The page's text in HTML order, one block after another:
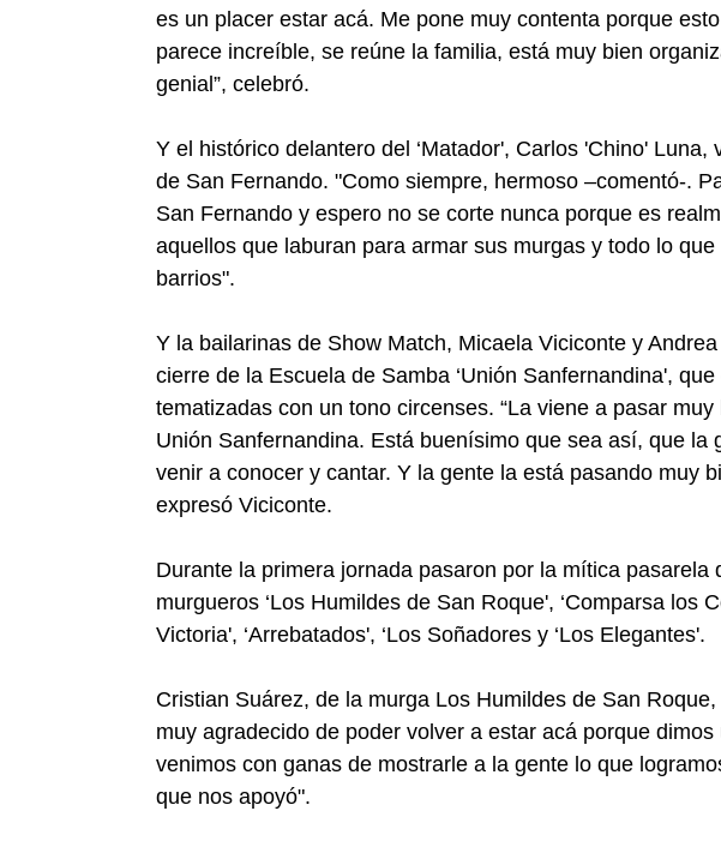
es un placer estar acá. Me pone muy contenta porque
parece increíble, se reúne la familia, está muy bien
genial”, celebró.
Y el histórico delantero del ‘Matador', Carlos 'Chino'
de San Fernando. "Como siempre, hermoso –comentó-.
San Fernando y espero no se corte nunca porque es
aquellos que laburan para armar sus murgas y todo lo
barrios".
Y la bailarinas de Show Match, Micaela Viciconte y
cierre de la Escuela de Samba ‘Unión Sanfernandina',
tematizadas con un tono circenses. “La viene a pasar
Unión Sanfernandina. Está buenísimo que sea así, que la
venir a conocer y cantar. Y la gente la está pasando muy
expresó Viciconte.
Durante la primera jornada pasaron por la mítica pasarela
murgueros ‘Los Humildes de San Roque', ‘Comparsa los
Victoria', ‘Arrebatados', ‘Los Soñadores y ‘Los Elegantes'.
Cristian Suárez, de la murga Los Humildes de San
muy agradecido de poder volver a estar acá porque
venimos con ganas de mostrarle a la gente lo que
que nos apoyó".